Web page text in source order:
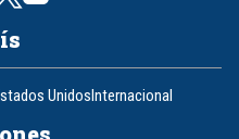
UnidosInternacional